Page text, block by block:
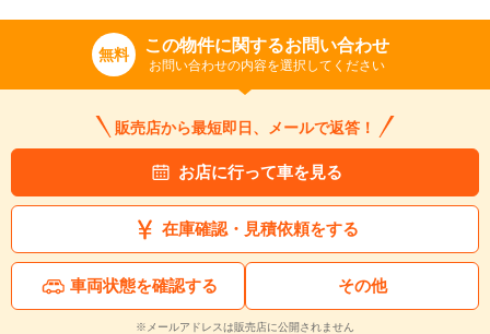
無料 この物件に関するお問い合わせ
お問い合わせの内容を選択してください
販売店から最短即日、メールで返答！
お店に行って車を見る
在庫確認・見積依頼をする
車両状態を確認する その他
※メールアドレスは販売店に公開されません